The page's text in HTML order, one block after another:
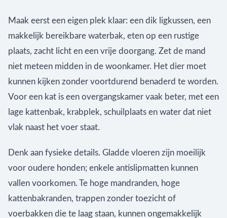
Maak eerst een eigen plek klaar: een dik ligkussen, een
makkelijk bereikbare waterbak, eten op een rustige
plaats, zacht licht en een vrije doorgang. Zet de mand
niet meteen midden in de woonkamer. Het dier moet
kunnen kijken zonder voortdurend benaderd te worden.
Voor een kat is een overgangskamer vaak beter, met een
lage kattenbak, krabplek, schuilplaats en water dat niet
vlak naast het voer staat.
Denk aan fysieke details. Gladde vloeren zijn moeilijk
voor oudere honden; enkele antislipmatten kunnen
vallen voorkomen. Te hoge mandranden, hoge
kattenbakranden, trappen zonder toezicht of
voerbakken die te laag staan, kunnen ongemakkelijk